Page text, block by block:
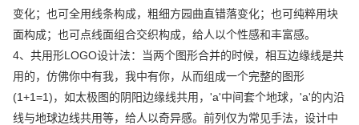
变化；也可全用线条构成，粗细方园曲直错落变化；也可纯粹用块
面构成；也可点线面组合交织构成，给人以个性感和丰富感。
4、共用形LOGO设计法：当两个图形合并的时候，相互边缘线是共
用的，仿佛你中有我，我中有你，从而组成一个完整的图形
(1+1=1)，如太极图的阴阳边缘线共用，'a'中间套个地球，'a'的内沿
线与地球边线共用等，给人以奇异感。前列仅为常见手法，设计中